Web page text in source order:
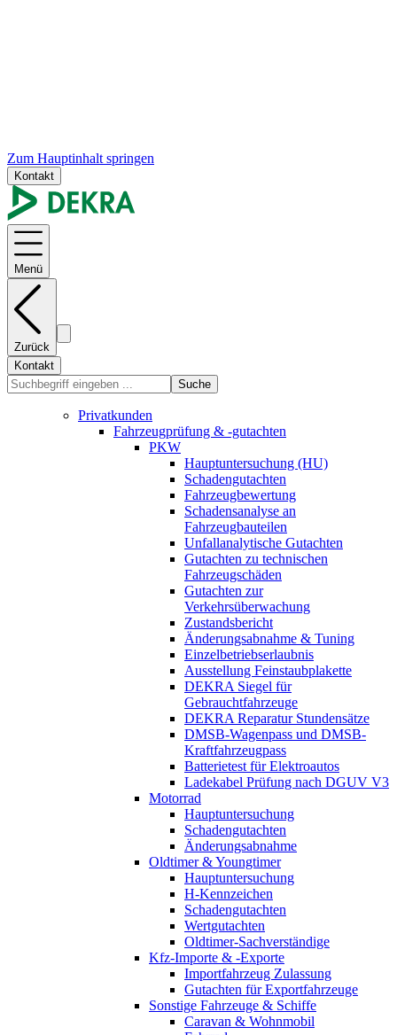
Zum Hauptinhalt springen
Kontakt
Menü
Zurück
Kontakt
Suche
Privatkunden
Fahrzeugprüfung & -gutachten
PKW
Hauptuntersuchung (HU)
Schadengutachten
Fahrzeugbewertung
Schadensanalyse an
Fahrzeugbauteilen
Unfallanalytische Gutachten
Gutachten zu technischen
Fahrzeugschäden
Gutachten zur
Verkehrsüberwachung
Zustandsbericht
Änderungsabnahme & Tuning
Einzelbetriebserlaubnis
Ausstellung Feinstaubplakette
DEKRA Siegel für
Gebrauchtfahrzeuge
DEKRA Reparatur Stundensätze
DMSB-Wagenpass und DMSB-
Kraftfahrzeugpass
Batterietest für Elektroautos
Ladekabel Prüfung nach DGUV V3
Motorrad
Hauptuntersuchung
Schadengutachten
Änderungsabnahme
Oldtimer & Youngtimer
Hauptuntersuchung
H-Kennzeichen
Schadengutachten
Wertgutachten
Oldtimer-Sachverständige
Kfz-Importe & -Exporte
Importfahrzeug Zulassung
Gutachten für Exportfahrzeuge
Sonstige Fahrzeuge & Schiffe
Caravan & Wohnmobil